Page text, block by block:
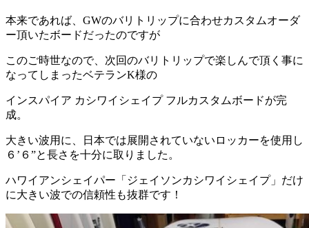
本来であれば、GWのバリトリップに合わせカスタムオーダ
ー頂いたボードだったのですが
このご時世なので、次回のバリトリップで楽しんで頂く事に
なってしまったベテランK様の
インスパイア カシワイシェイプ フルカスタムボードが完
成。
大きい波用に、日本では展開されていないロッカーを使用し
６’６”と長さを十分に取りました。
ハワイアンシェイパー「ジェイソンカシワイシェイプ」だけ
に大きい波での信頼性も抜群です！